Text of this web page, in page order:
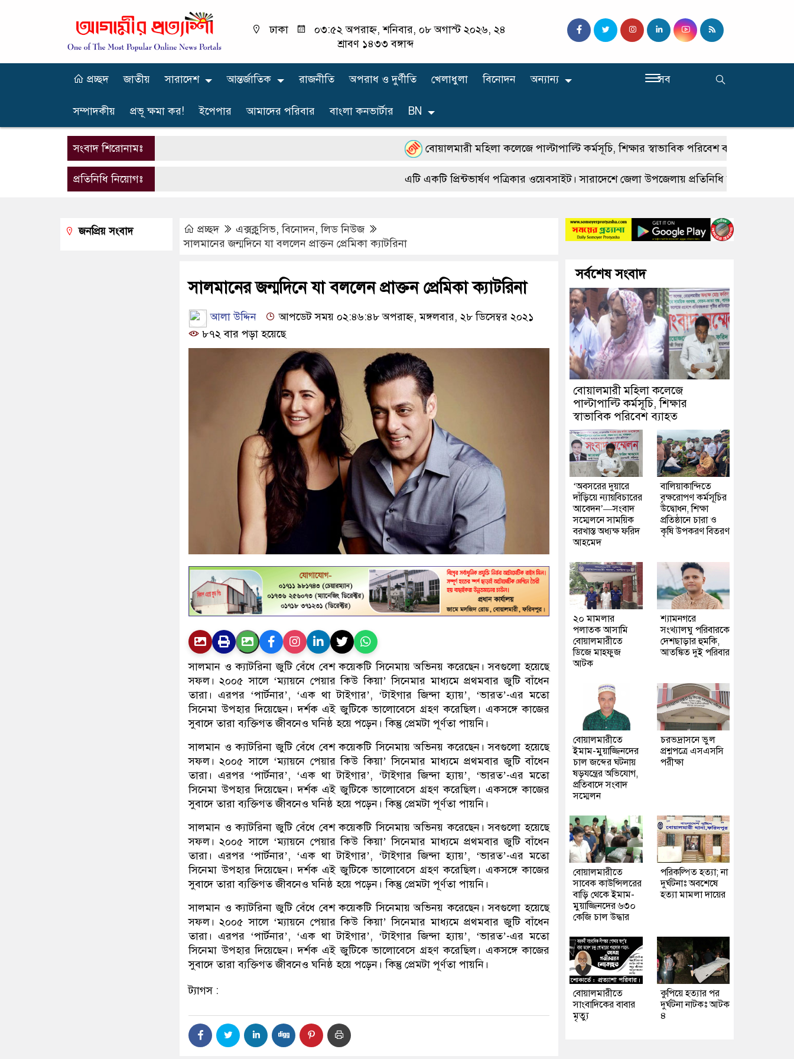
ঢাকা
০৩:৫২ অপরাহ্ন, শনিবার, ০৮ অগাস্ট ২০২৬, ২৪
শ্রাবণ ১৪৩৩ বঙ্গাব্দ
প্রচ্ছদ জাতীয় সারাদেশ আন্তর্জাতিক রাজনীতি অপরাধ ও দুর্ণীতি খেলাধুলা বিনোদন অন্যান্য
সম্পাদকীয় প্রভূ ক্ষমা কর! ইপেপার আমাদের পরিবার বাংলা কনভার্টার BN
সব
সংবাদ শিরোনামঃ বোয়ালমারী মহিলা কলেজে পাল্টাপাল্টি কর্মসূচি, শিক্ষার স্বাভাবিক পরিবেশ ব্যাহত
প্রতিনিধি নিয়োগঃ এটি একটি প্রিন্টভার্ষণ পত্রিকার ওয়েবসাইট। সারাদেশে জেলা উপজেলায় প্রতিনিধি নিয়োগ করা হবে।
প্রচ্ছদ এক্সক্লুসিভ,বিনোদন,লিড নিউজ
সালমানের জন্মদিনে যা বললেন প্রাক্তন প্রেমিকা ক্যাটরিনা
সালমানের জন্মদিনে যা বললেন প্রাক্তন প্রেমিকা ক্যাটরিনা
আলা উদ্দিন
আপডেট সময় ০২:৪৬:৪৮ অপরাহ্ন, মঙ্গলবার, ২৮ ডিসেম্বর ২০২১
৮৭২ বার পড়া হয়েছে
সালমান ও ক্যাটরিনা জুটি বেঁধে বেশ কয়েকটি সিনেমায় অভিনয় করেছেন। সবগুলো হয়েছে
সফল। ২০০৫ সালে ‘ম্যায়নে পেয়ার কিউ কিয়া’ সিনেমার মাধ্যমে প্রথমবার জুটি বাঁধেন
তারা। এরপর ‘পার্টনার’, ‘এক থা টাইগার’, ‘টাইগার জিন্দা হ্যায়’, ‘ভারত’-এর মতো
সিনেমা উপহার দিয়েছেন। দর্শক এই জুটিকে ভালোবেসে গ্রহণ করেছিল। একসঙ্গে কাজের
সুবাদে তারা ব্যক্তিগত জীবনেও ঘনিষ্ঠ হয়ে পড়েন। কিন্তু প্রেমটা পূর্ণতা পায়নি।
সালমান ও ক্যাটরিনা জুটি বেঁধে বেশ কয়েকটি সিনেমায় অভিনয় করেছেন। সবগুলো হয়েছে
সফল। ২০০৫ সালে ‘ম্যায়নে পেয়ার কিউ কিয়া’ সিনেমার মাধ্যমে প্রথমবার জুটি বাঁধেন
তারা। এরপর ‘পার্টনার’, ‘এক থা টাইগার’, ‘টাইগার জিন্দা হ্যায়’, ‘ভারত’-এর মতো
সিনেমা উপহার দিয়েছেন। দর্শক এই জুটিকে ভালোবেসে গ্রহণ করেছিল। একসঙ্গে কাজের
সুবাদে তারা ব্যক্তিগত জীবনেও ঘনিষ্ঠ হয়ে পড়েন। কিন্তু প্রেমটা পূর্ণতা পায়নি।
সালমান ও ক্যাটরিনা জুটি বেঁধে বেশ কয়েকটি সিনেমায় অভিনয় করেছেন। সবগুলো হয়েছে
সফল। ২০০৫ সালে ‘ম্যায়নে পেয়ার কিউ কিয়া’ সিনেমার মাধ্যমে প্রথমবার জুটি বাঁধেন
তারা। এরপর ‘পার্টনার’, ‘এক থা টাইগার’, ‘টাইগার জিন্দা হ্যায়’, ‘ভারত’-এর মতো
সিনেমা উপহার দিয়েছেন। দর্শক এই জুটিকে ভালোবেসে গ্রহণ করেছিল। একসঙ্গে কাজের
সুবাদে তারা ব্যক্তিগত জীবনেও ঘনিষ্ঠ হয়ে পড়েন। কিন্তু প্রেমটা পূর্ণতা পায়নি।
সালমান ও ক্যাটরিনা জুটি বেঁধে বেশ কয়েকটি সিনেমায় অভিনয় করেছেন। সবগুলো হয়েছে
সফল। ২০০৫ সালে ‘ম্যায়নে পেয়ার কিউ কিয়া’ সিনেমার মাধ্যমে প্রথমবার জুটি বাঁধেন
তারা। এরপর ‘পার্টনার’, ‘এক থা টাইগার’, ‘টাইগার জিন্দা হ্যায়’, ‘ভারত’-এর মতো
সিনেমা উপহার দিয়েছেন। দর্শক এই জুটিকে ভালোবেসে গ্রহণ করেছিল। একসঙ্গে কাজের
সুবাদে তারা ব্যক্তিগত জীবনেও ঘনিষ্ঠ হয়ে পড়েন। কিন্তু প্রেমটা পূর্ণতা পায়নি।
ট্যাগস :
জনপ্রিয় সংবাদ
সর্বশেষ সংবাদ
বোয়ালমারী মহিলা কলেজে
পাল্টাপাল্টি কর্মসূচি, শিক্ষার
স্বাভাবিক পরিবেশ ব্যাহত
‘অবসরের দুয়ারে
দাঁড়িয়ে ন্যায়বিচারের
আবেদন’—সংবাদ
সম্মেলনে সাময়িক
বরখাস্ত অধ্যক্ষ ফরিদ
আহমেদ
বালিয়াকান্দিতে
বৃক্ষরোপণ কর্মসূচির
উদ্বোধন, শিক্ষা
প্রতিষ্ঠানে চারা ও
কৃষি উপকরণ বিতরণ
২০ মামলার
পলাতক আসামি
বোয়ালমারীতে
ডিজে মাহফুজ
আটক
শ্যামনগরে
সংখ্যালঘু পরিবারকে
দেশছাড়ার হুমকি,
আতঙ্কিত দুই পরিবার
বোয়ালমারীতে
ইমাম-মুয়াজ্জিনদের
চাল জব্দের ঘটনায়
ষড়যন্ত্রের অভিযোগ,
প্রতিবাদে সংবাদ
সম্মেলন
চরভদ্রাসনে ভুল
প্রশ্নপত্রে এসএসসি
পরীক্ষা
বোয়ালমারীতে
সাবেক কাউন্সিলরের
বাড়ি থেকে ইমাম-
মুয়াজ্জিনদের ৬৩০
কেজি চাল উদ্ধার
পরিকল্পিত হত্যা; না
দুর্ঘটনাঃ অবশেষে
হত্যা মামলা দায়ের
বোয়ালমারীতে
সাংবাদিকের বাবার
মৃত্যু
কুপিয়ে হত্যার পর
দুর্ঘটনা নাটকঃ আটক
৪